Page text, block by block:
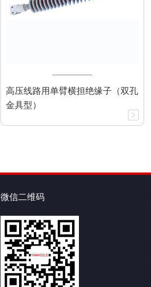
高压线路用单臂横担绝缘子（双孔
金具型）
微信二维码